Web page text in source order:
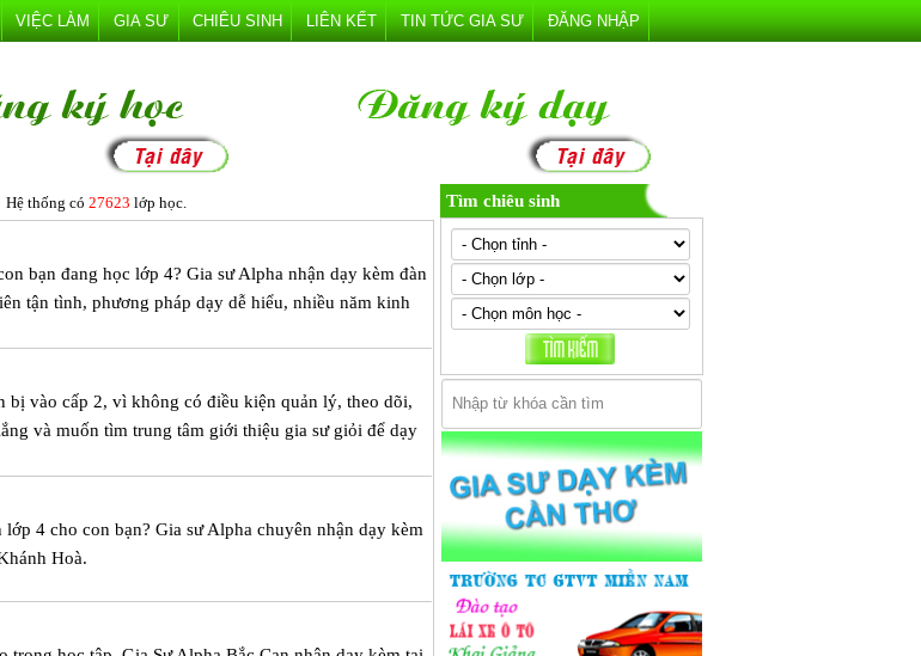
VIỆC LÀM GIA SƯ CHIÊU SINH LIÊN KẾT TIN TỨC GIA SƯ ĐĂNG NHẬP
Hệ thống có 27623 lớp học.
bạn đang học lớp 4? Gia sư Alpha nhận dạy kèm đàn
tận tình, phương pháp dạy dễ hiểu, nhiều năm kinh
bị vào cấp 2, vì không có điều kiện quản lý, theo dõi,
và muốn tìm trung tâm giới thiệu gia sư giỏi để dạy
4 cho con bạn? Gia sư Alpha chuyên nhận dạy kèm
Hoà.
Tìm chiêu sinh